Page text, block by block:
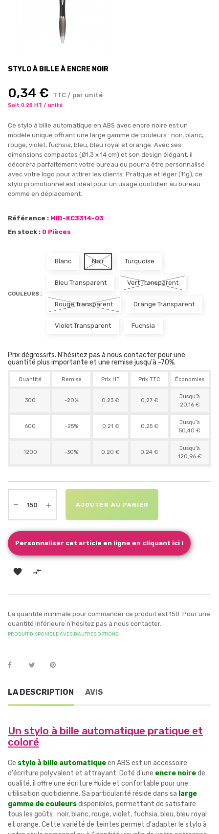
STYLO À BILLE À ENCRE NOIR
0,34 € TTC / par unité
Soit 0.28 HT / unité
Ce stylo à bille automatique en ABS avec encre noire est un
modèle unique offrant une large gamme de couleurs : noir, blanc,
rouge, violet, fuchsia, bleu, bleu royal et orange. Avec ses
dimensions compactes (Ø1,3 x 14 cm) et son design élégant, il
décorera parfaitement votre bureau ou pourra être personnalisé
avec votre logo pour attirer les clients. Pratique et léger (11g), ce
stylo promotionnel est idéal pour un usage quotidien au bureau
comme en déplacement.
Référence : MID-KC3314-03
En stock : 0 Pièces
COULEURS :
Blanc Noir Turquoise
Bleu Transparent Vert Transparent
Rouge Transparent Orange Transparent
Violet Transparent Fuchsia
Prix dégressifs. N'hésitez pas à nous contacter pour une
quantité plus importante et une remise jusqu'à -70%.
Quantité Remise Prix HT Prix TTC Économies
300 -20% 0.23 € 0,27 €
Jusqu'à
20,16 €
600 -25% 0.21 € 0,25 €
Jusqu'à
50,40 €
1200 -30% 0.20 € 0,24 €
Jusqu'à
120,96 €
AJOUTER AU PANIER
Personnaliser cet article en ligne en cliquant ici !
 
La quantité minimale pour commander ce produit est 150. Pour une
quantité inférieure n'hésitez pas à nous contacter.
PRODUIT DISPONIBLE AVEC D'AUTRES OPTIONS
LA DESCRIPTION AVIS
Un stylo à bille automatique pratique et
coloré
Ce stylo à bille automatiqueen ABS est un accessoire
d'écriture polyvalent et attrayant. Doté d'une encre noirede
qualité, il offre une écriture fluide et confortable pour une
utilisation quotidienne. Sa particularité réside dans sa large
gamme de couleursdisponibles, permettant de satisfaire
tous les goûts : noir, blanc, rouge, violet, fuchsia, bleu, bleu royal
et orange. Cette variété de teintes permet d'adapter le stylo à